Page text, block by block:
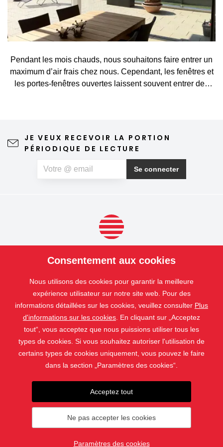
Pendant les mois chauds, nous souhaitons faire entrer un
maximum d’air frais chez nous. Cependant, les fenêtres et
les portes-fenêtres ouvertes laissent souvent entrer des
du printemps et de l’été. Une moustiquaire de qualité
maison, ne nécessite qu'un entretien minimal et peut
même contribuer à un sommeil plus paisible. Si, outre les
spéciale, qui aide à limiter la quantité de particules de
pollen pénétrant à l'intérieur.
JE VEUX RECEVOIR LA PORTION
PÉRIODIQUE DE LECTURE
Se connecter
PRODUITS
APPLICATIONS
ISOTRA
CONTACT
Consentement aux cookies
Nous utilisons des cookies pour garantir la meilleure
expérience utilisateur sur notre site web. Pour des
informations détaillées sur les cookies, veuillez consulter Plus
d'informations sur les cookies . En cliquant sur „Acceptez
tout“, vous acceptez que nous puissions utiliser tous les
types de cookies. Si vous souhaitez autoriser l'utilisation de
certains types de cookies uniquement, vous pouvez le faire
dans la section „Paramètres des cookies“.
Acceptez tout
Ne pas accepter les cookies
Paramètres des cookies